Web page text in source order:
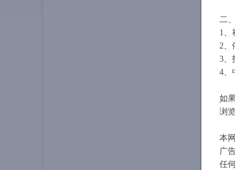
二
1、
2、
3、
4、
如
浏
本
广
任